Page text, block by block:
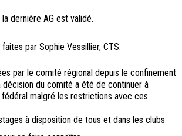
dernière AG est validé.
par Sophie Vessillier, CTS:
par le comité régional depuis le confinement
décision du comité a été de continuer à
fédéral malgré les restrictions avec ces
à disposition de tous et dans les clubs